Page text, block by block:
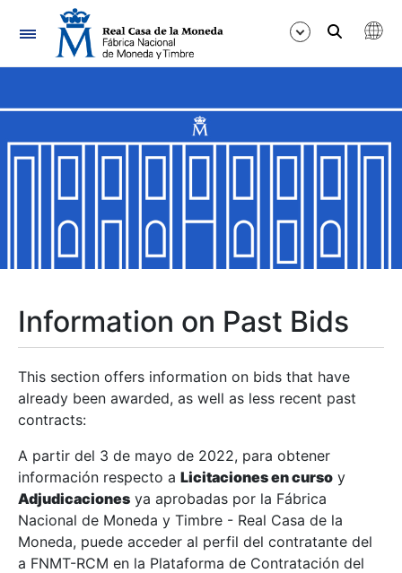
Navigation
Show/Hide
Show/Hide
Show/Hide
Show/Hide
Show/Hide
Information on Past Bids
This section offers information on bids that have
already been awarded, as well as less recent past
contracts:
A partir del 3 de mayo de 2022, para obtener
información respecto a Licitaciones en curso y
Adjudicaciones ya aprobadas por la Fábrica
Nacional de Moneda y Timbre - Real Casa de la
Moneda, puede acceder al perfil del contratante del
a FNMT-RCM en la Plataforma de Contratación del